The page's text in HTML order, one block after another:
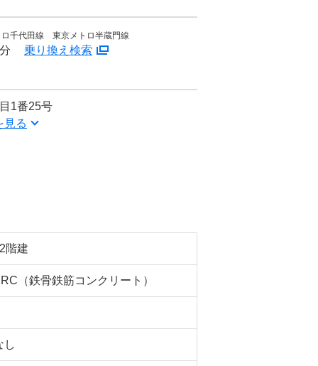
千代田線 東京メトロ半蔵門線
乗り換え検索
1番25号
見る
階建
（鉄骨鉄筋コンクリート）
し